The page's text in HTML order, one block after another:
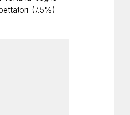
(7.5%).